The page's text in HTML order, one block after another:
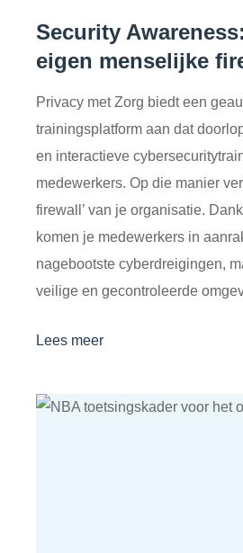
Security
eigen menselijke
Privacy met Zorg biedt een
trainingsplatform aan dat
en interactieve
medewerkers. Op die manier
firewall’ van je organisatie.
komen je medewerkers in
nagebootste cyberdreigingen,
veilige en gecontroleerde
Lees meer